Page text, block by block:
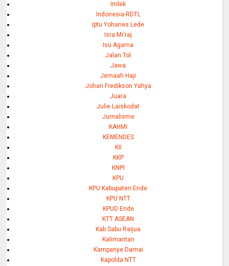
Imlek
Indonesia-RDTL
Iptu Yohanes Lede
Isra Mi'raj
Isu Agama
Jalan Tol
Jawa
Jemaah Haji
Johan Fredikson Yahya
Juara
Julie Laiskodat
Jurnalisme
KAHMI
KEMENDES
KII
KKP
KNPI
KPU
KPU Kabupaten Ende
KPU NTT
KPUD Ende
KTT ASEAN
Kab Sabu Raijua
Kalimantan
Kampanye Damai
Kapolda NTT